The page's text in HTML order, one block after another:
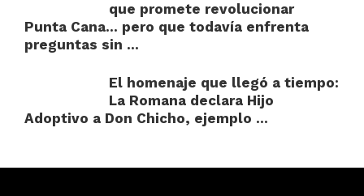
que promete revolucionar
Punta Cana… pero que todavía enfrenta
preguntas sin ...
El homenaje que llegó a tiempo:
La Romana declara Hijo
Adoptivo a Don Chicho, ejemplo ...